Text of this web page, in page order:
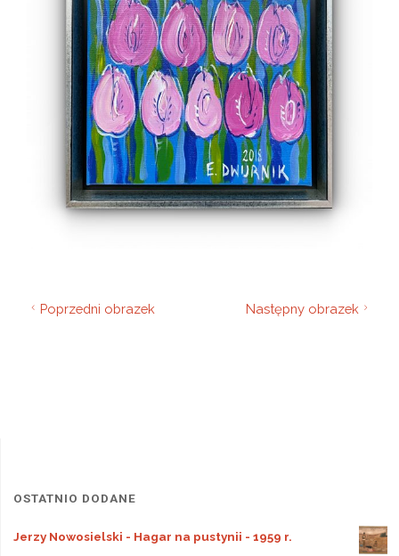
Poprzedni obrazek Następny obrazek
OSTATNIO DODANE
Jerzy Nowosielski - Hagar na pustynii - 1959 r.